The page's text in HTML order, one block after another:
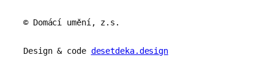
© Domácí umění, z.s.
Design & code desetdeka.design